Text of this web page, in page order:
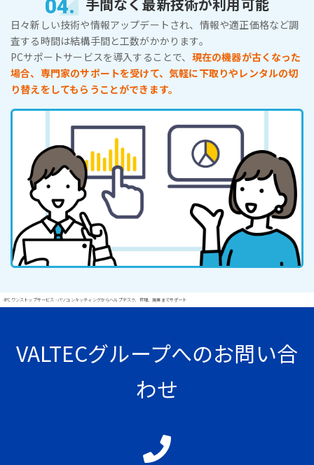
04.
日々新しい技術や情報アップデートされ、情報や適正価格など調
査する時間は結構手間と工数がかかります。
PCサポートサービスを導入することで、 現在の機器が古くなった
場合、専門家のサポートを受けて、気軽に下取りやレンタルの切
り替えをしてもらうことができます。
#PCワンストップサービス - パソコンキッティングからヘルプデスク、修理、廃棄までサポート
VALTECグループへのお問い合
わせ